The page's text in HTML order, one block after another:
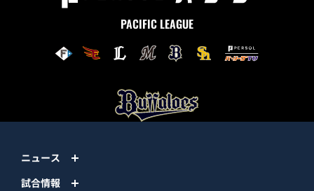
PACIFIC LEAGUE
ニュース
試合情報